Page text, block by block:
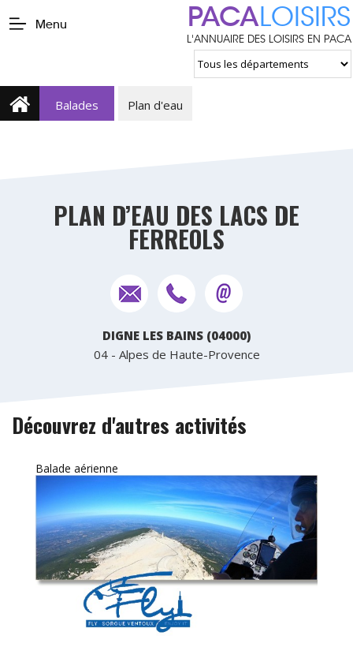
Menu PACALOISIRS
L'ANNUAIRE DES LOISIRS EN PACA
Balades Plan d'eau
PLAN D’EAU DES LACS DE
FERREOLS
DIGNE LES BAINS (04000)
04 - Alpes de Haute-Provence
Découvrez d'autres activités
Balade aérienne